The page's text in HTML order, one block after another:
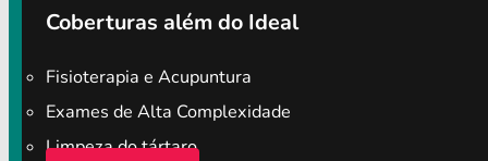
Coberturas além do Ideal
Fisioterapia e Acupuntura
Exames de Alta Complexidade
Limpeza do tártaro